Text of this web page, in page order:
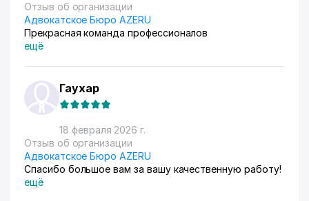
Отзыв об организации
Адвокатское Бюро AZERU
Прекрасная команда профессионалов
ещё
Гаухар
18 февраля 2026 г.
Отзыв об организации
Адвокатское Бюро AZERU
Спасибо большое вам за вашу качественную работу!
ещё